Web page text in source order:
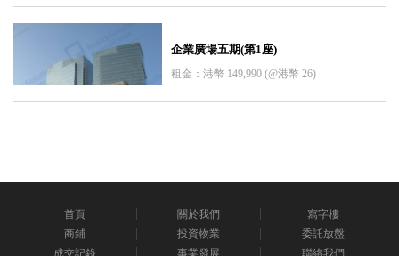
企業廣場五期(第1座)
租金：港幣 149,990 (@港幣 26)
首頁 關於我們
寫字樓
商鋪
投資物業
委託放盤
成交記錄
事業發展 聯絡我們